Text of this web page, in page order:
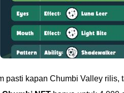
pasti kapan Chumbi Valley